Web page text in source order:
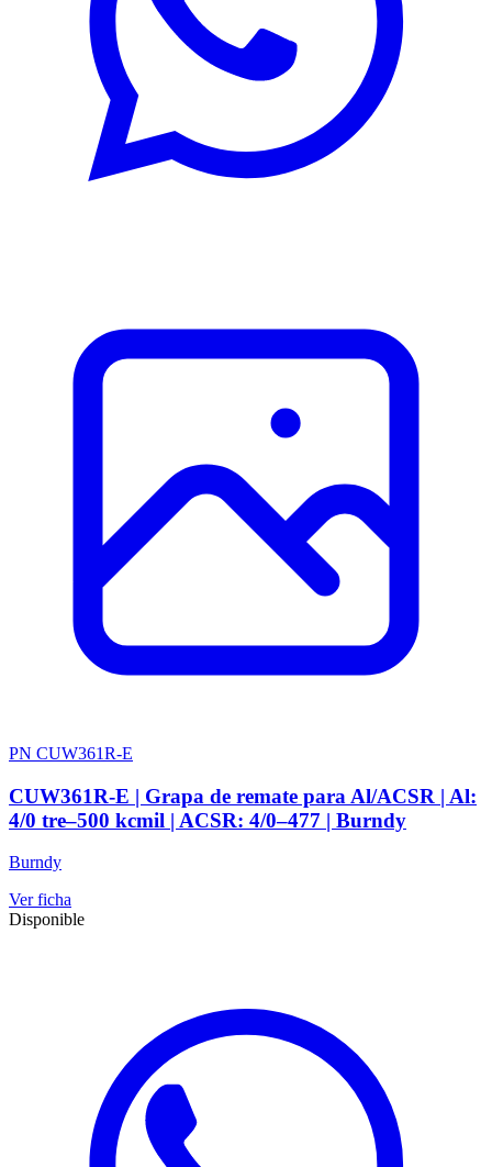
PN CUW361R-E
CUW361R-E | Grapa de remate para Al/ACSR | Al:
4/0 tre–500 kcmil | ACSR: 4/0–477 | Burndy
Burndy
Ver ficha
Disponible